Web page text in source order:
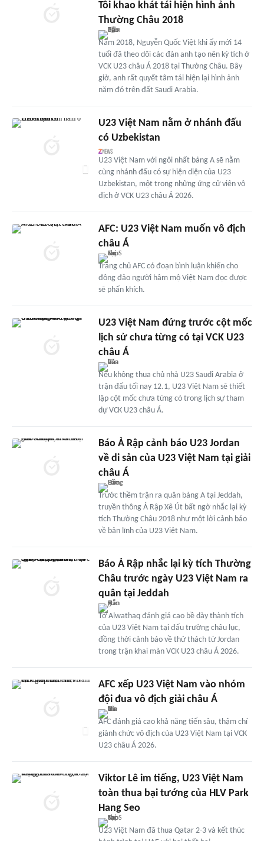
Tôi khao khát tái hiện hình ảnh
Thường Châu 2018
Năm 2018, Nguyễn Quốc Việt khi ấy mới 14
tuổi đã theo dõi các đàn anh tạo nên kỳ tích ở
VCK U23 châu Á 2018 tại Thường Châu. Bây
giờ, anh rất quyết tâm tái hiện lại hình ảnh
năm đó trên đất Saudi Arabia.
U23 Việt Nam nằm ở nhánh đấu
có Uzbekistan
U23 Việt Nam với ngôi nhất bảng A sẽ nằm
cùng nhánh đấu có sự hiện diện của U23
Uzbekistan, một trong những ứng cử viên vô
địch ở VCK U23 châu Á 2026.
AFC: U23 Việt Nam muốn vô địch
châu Á
Trang chủ AFC có đoạn bình luận khiến cho
đông đảo người hâm mộ Việt Nam đọc được
sẽ phấn khích.
U23 Việt Nam đứng trước cột mốc
lịch sử chưa từng có tại VCK U23
châu Á
Nếu không thua chủ nhà U23 Saudi Arabia ở
trận đấu tối nay 12.1, U23 Việt Nam sẽ thiết
lập cột mốc chưa từng có trong lịch sự tham
dự VCK U23 châu Á.
Báo Ả Rập cảnh báo U23 Jordan
về di sản của U23 Việt Nam tại giải
châu Á
Trước thềm trận ra quân bảng A tại Jeddah,
truyền thông Ả Rập Xê Út bất ngờ nhắc lại kỳ
tích Thường Châu 2018 như một lời cảnh báo
về bản lĩnh của U23 Việt Nam.
Báo Ả Rập nhắc lại kỳ tích Thường
Châu trước ngày U23 Việt Nam ra
quân tại Jeddah
Tờ Alwathaq đánh giá cao bề dày thành tích
của U23 Việt Nam tại đấu trường châu lục,
đồng thời cảnh báo về thử thách từ Jordan
trong trận khai màn VCK U23 châu Á 2026.
AFC xếp U23 Việt Nam vào nhóm
đội đua vô địch giải châu Á
AFC đánh giá cao khả năng tiến sâu, thậm chí
giành chức vô địch của U23 Việt Nam tại VCK
U23 châu Á 2026.
Viktor Lê im tiếng, U23 Việt Nam
toàn thua bại tướng của HLV Park
Hang Seo
U23 Việt Nam đã thua Qatar 2-3 và kết thúc